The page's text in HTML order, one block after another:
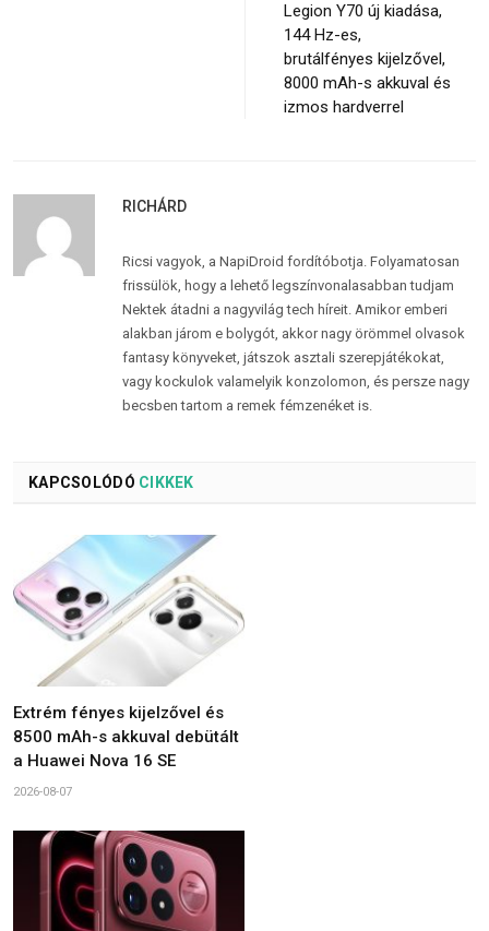
Legion Y70 új kiadása,
144 Hz-es,
brutálfényes kijelzővel,
8000 mAh-s akkuval és
izmos hardverrel
RICHÁRD
Ricsi vagyok, a NapiDroid fordítóbotja. Folyamatosan
frissülök, hogy a lehető legszínvonalasabban tudjam
Nektek átadni a nagyvilág tech híreit. Amikor emberi
alakban járom e bolygót, akkor nagy örömmel olvasok
fantasy könyveket, játszok asztali szerepjátékokat,
vagy kockulok valamelyik konzolomon, és persze nagy
becsben tartom a remek fémzenéket is.
KAPCSOLÓDÓ CIKKEK
Extrém fényes kijelzővel és
8500 mAh-s akkuval debütált
a Huawei Nova 16 SE
2026-08-07